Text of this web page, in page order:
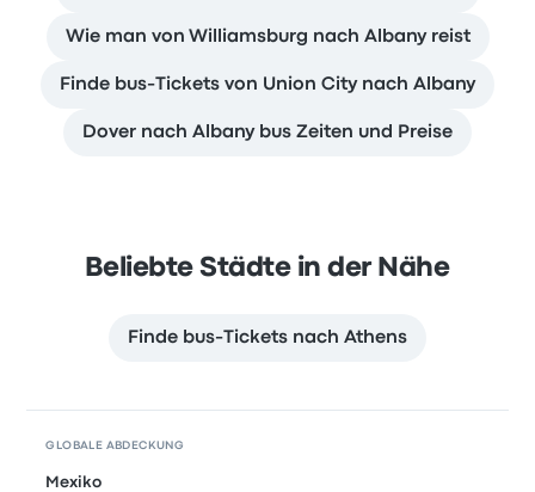
Wie man von Williamsburg nach Albany reist
Finde bus-Tickets von Union City nach Albany
Dover nach Albany bus Zeiten und Preise
Beliebte Städte in der Nähe
Finde bus-Tickets nach Athens
GLOBALE ABDECKUNG
Mexiko